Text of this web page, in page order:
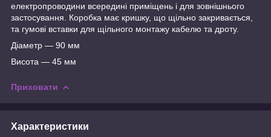
електропроводини всередині приміщень і для зовнішнього
застосування. Коробка має кришку, що щільно закривається,
та гумові вставки для щільного монтажу кабелю та дроту.
Діаметр — 90 мм
Висота — 45 мм
Приховати
Характеристики